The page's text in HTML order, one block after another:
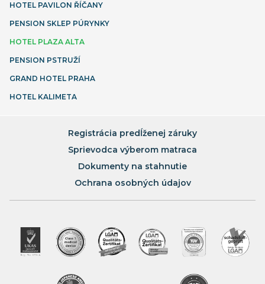
HOTEL PAVILON ŘÍČANY
PENSION SKLEP PÚRYNKY
HOTEL PLAZA ALTA
PENSION PSTRUŽÍ
GRAND HOTEL PRAHA
HOTEL KALIMETA
Registrácia predĺženej záruky
Sprievodca výberom matraca
Dokumenty na stahnutie
Ochrana osobných údajov